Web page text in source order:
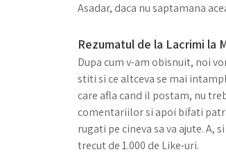
Asadar, daca nu saptamana
Rezumatul de la Lacrimi la
Dupa cum v-am obisnuit, noi
stiti si ce altceva se mai
care afla cand il postam, nu
comentariilor si apoi bifati
rugati pe cineva sa va ajute. A,
trecut de 1.000 de Like-uri.